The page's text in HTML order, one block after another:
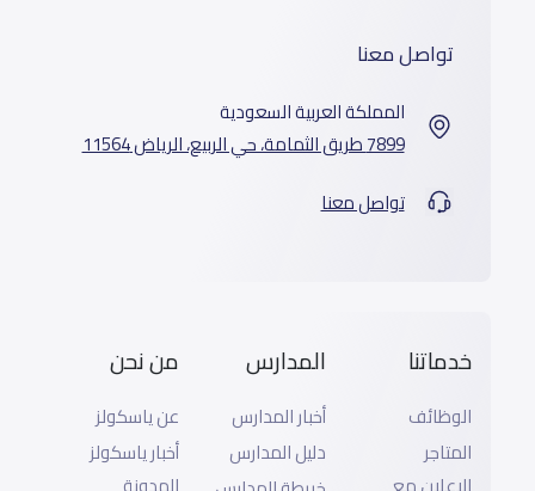
تواصل معنا
المملكة العربية السعودية
7899 طريق الثمامة، حي الربيع، الرياض 11564
تواصل معنا
خدماتنا
الوظائف
المتاجر
المدارس
أخبار المدارس
دليل المدارس
من نحن
عن ياسكولز
أخبار ياسكولز